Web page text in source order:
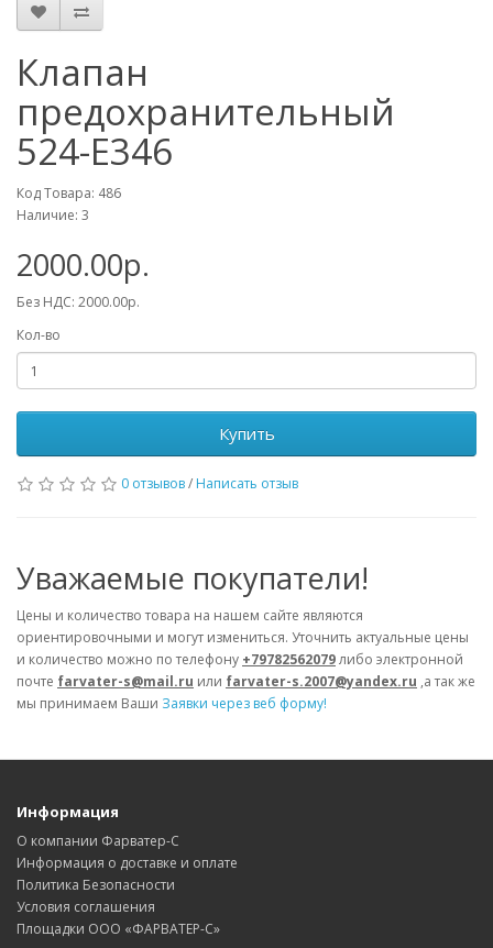
Клапан
предохранительный
524-Е346
Код Товара: 486
Наличие: 3
2000.00р.
Без НДС: 2000.00р.
Кол-во
Купить
0 отзывов/ Написать отзыв
Уважаемые покупатели!
Цены и количество товара на нашем сайте являются
ориентировочными и могут измениться. Уточнить актуальные цены
и количество можно по телефону +79782562079либо электронной
почте farvater-s@mail.ru или farvater-s.2007@yandex.ru ,а так же
мы принимаем Ваши Заявки через веб форму!
Информация
О компании Фарватер-С
Информация о доставке и оплате
Политика Безопасности
Условия соглашения
Площадки ООО «ФАРВАТЕР-С»